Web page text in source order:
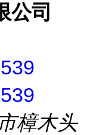
公司
樟木头